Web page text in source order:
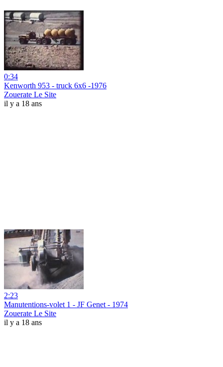
0:34
Kenworth 953 - truck 6x6 -1976
Zouerate Le Site
il y a 18 ans
2:23
Manutentions-volet 1 - JF Genet - 1974
Zouerate Le Site
il y a 18 ans